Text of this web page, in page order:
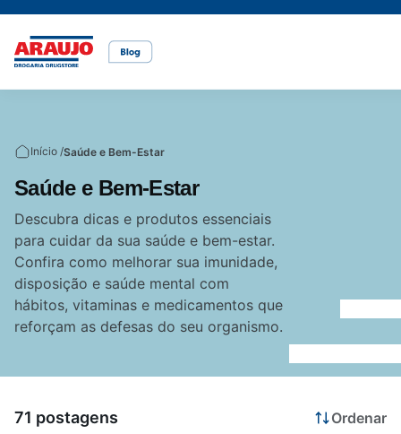
Cuidados com o pet
Rações
Cuidados com a pele
Cuidados com o cabelo
Dermocosméticos
Alimentação
Dicas de cuidados
Fraldas
Gravidez
Alimentação saudável
Bem-estar
Canetas para obesidade
Medicamentos
Prevenção e cuidados
Acesse o site da Araujo
Início /Saúde e Bem-Estar
Saúde e Bem-Estar
Descubra dicas e produtos essenciais
para cuidar da sua saúde e bem-estar.
Confira como melhorar sua imunidade,
disposição e saúde mental com
hábitos, vitaminas e medicamentos que
reforçam as defesas do seu organismo.
71 postagens Ordenar